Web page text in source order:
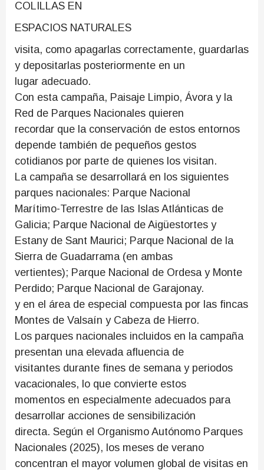
COLILLAS EN
ESPACIOS NATURALES
visita, como apagarlas correctamente, guardarlas
y depositarlas posteriormente en un
lugar adecuado.
Con esta campaña, Paisaje Limpio, Ávora y la
Red de Parques Nacionales quieren
recordar que la conservación de estos entornos
depende también de pequeños gestos
cotidianos por parte de quienes los visitan.
La campaña se desarrollará en los siguientes
parques nacionales: Parque Nacional
Marítimo-Terrestre de las Islas Atlánticas de
Galicia; Parque Nacional de Aigüestortes y
Estany de Sant Maurici; Parque Nacional de la
Sierra de Guadarrama (en ambas
vertientes); Parque Nacional de Ordesa y Monte
Perdido; Parque Nacional de Garajonay.
y en el área de especial compuesta por las fincas
Montes de Valsaín y Cabeza de Hierro.
Los parques nacionales incluidos en la campaña
presentan una elevada afluencia de
visitantes durante fines de semana y periodos
vacacionales, lo que convierte estos
momentos en especialmente adecuados para
desarrollar acciones de sensibilización
directa. Según el Organismo Autónomo Parques
Nacionales (2025), los meses de verano
concentran el mayor volumen global de visitas en